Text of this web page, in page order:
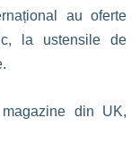
au oferte
la ustensile de
din UK,